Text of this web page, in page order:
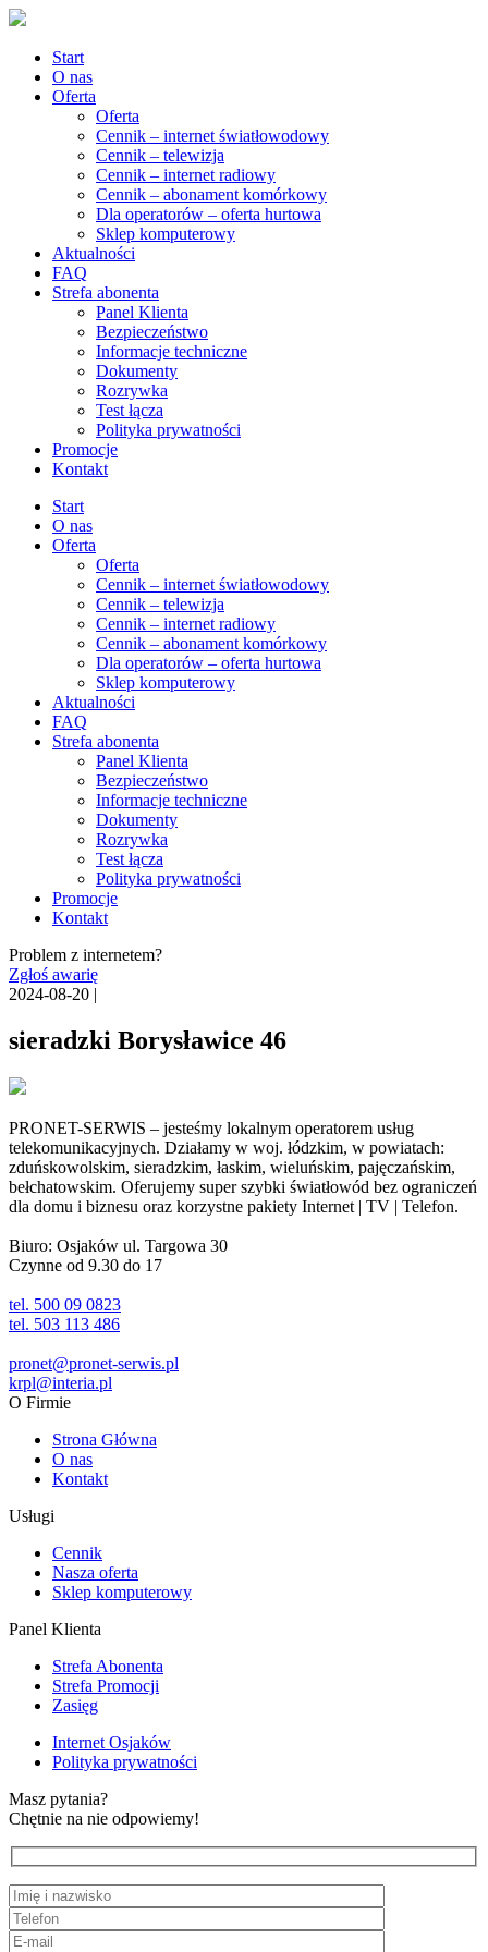
Start
O nas
Oferta
Oferta
Cennik – internet światłowodowy
Cennik – telewizja
Cennik – internet radiowy
Cennik – abonament komórkowy
Dla operatorów – oferta hurtowa
Sklep komputerowy
Aktualności
FAQ
Strefa abonenta
Panel Klienta
Bezpieczeństwo
Informacje techniczne
Dokumenty
Rozrywka
Test łącza
Polityka prywatności
Promocje
Kontakt
Start
O nas
Oferta
Oferta
Cennik – internet światłowodowy
Cennik – telewizja
Cennik – internet radiowy
Cennik – abonament komórkowy
Dla operatorów – oferta hurtowa
Sklep komputerowy
Aktualności
FAQ
Strefa abonenta
Panel Klienta
Bezpieczeństwo
Informacje techniczne
Dokumenty
Rozrywka
Test łącza
Polityka prywatności
Promocje
Kontakt
Problem z internetem?
Zgłoś awarię
2024-08-20 |
sieradzki Borysławice 46
PRONET-SERWIS – jesteśmy lokalnym operatorem usług
telekomunikacyjnych. Działamy w woj. łódzkim, w powiatach:
zduńskowolskim, sieradzkim, łaskim, wieluńskim, pajęczańskim,
bełchatowskim. Oferujemy super szybki światłowód bez ograniczeń
dla domu i biznesu oraz korzystne pakiety Internet | TV | Telefon.
Biuro: Osjaków ul. Targowa 30
Czynne od 9.30 do 17
tel. 500 09 0823
tel. 503 113 486
pronet@pronet-serwis.pl
krpl@interia.pl
O Firmie
Strona Główna
O nas
Kontakt
Usługi
Cennik
Nasza oferta
Sklep komputerowy
Panel Klienta
Strefa Abonenta
Strefa Promocji
Zasięg
Internet Osjaków
Polityka prywatności
Masz pytania?
Chętnie na nie odpowiemy!